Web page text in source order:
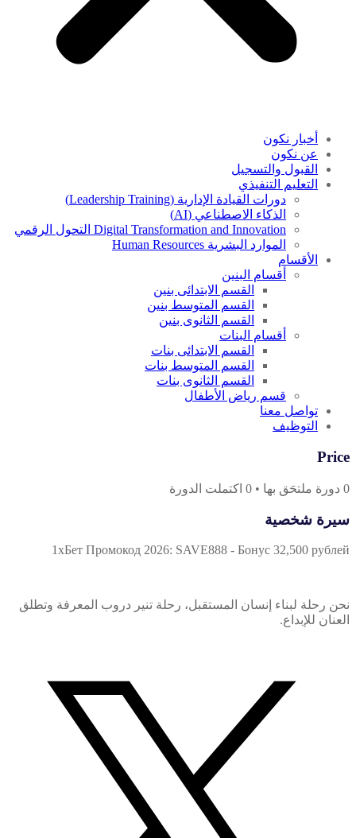
أخبار نكون
عن نكون
القبول والتسجيل
التعليم التنفيذي
دورات القيادة الإدارية (Leadership Training)
الذكاء الاصطناعي (AI)
Digital Transformation and Innovation التحول الرقمي
الموارد البشرية Human Resources
الأقسام
أقسام البنين
القسم الابتدائى بنين
القسم المتوسط بنين
القسم الثانوى بنين
أقسام البنات
القسم الابتدائى بنات
القسم المتوسط بنات
القسم الثانوى بنات
قسم رياض الأطفال
تواصل معنا
التوظيف
Price
0 دورة ملتحَق بها •
0 اكتملت الدورة
سيرة شخصية
1хБет Промокод 2026: SAVE888 - Бонус 32,500 рублей
نحن رحلة لبناء إنسان المستقبل، رحلة تنير دروب المعرفة وتطلق
العنان للإبداع.